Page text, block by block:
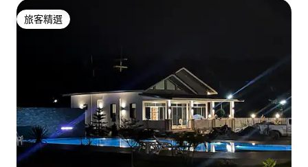
旅客精選
旅客精選